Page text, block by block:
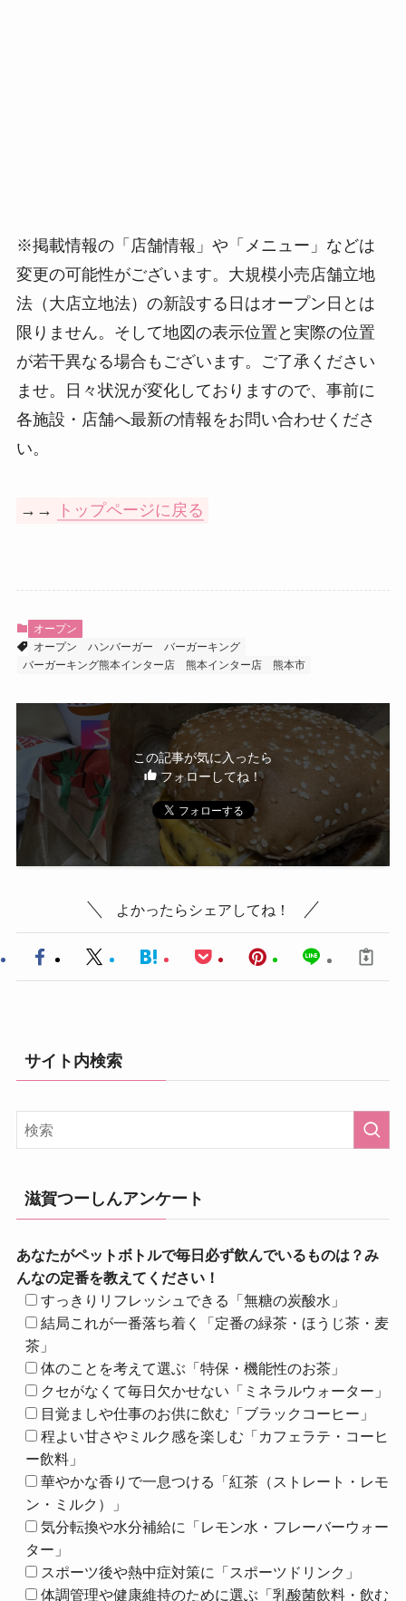
※掲載情報の「店舗情報」や「メニュー」などは
変更の可能性がございます。大規模小売店舗立地
法（大店立地法）の新設する日はオープン日とは
限りません。そして地図の表示位置と実際の位置
が若干異なる場合もございます。ご了承ください
ませ。日々状況が変化しておりますので、事前に
各施設・店舗へ最新の情報をお問い合わせくださ
い。
→→ トップページに戻る
オープン
オープン
ハンバーガー
バーガーキング
バーガーキング熊本インター店
熊本インター店 熊本市
この記事が気に入ったら
フォローしてね！
よかったらシェアしてね！
サイト内検索
滋賀つーしんアンケート
あなたがペットボトルで毎日必ず飲んでいるものは？み
んなの定番を教えてください！
すっきりリフレッシュできる「無糖の炭酸水」
結局これが一番落ち着く「定番の緑茶・ほうじ茶・麦
茶」
体のことを考えて選ぶ「特保・機能性のお茶」
クセがなくて毎日欠かせない「ミネラルウォーター」
目覚ましや仕事のお供に飲む「ブラックコーヒー」
程よい甘さやミルク感を楽しむ「カフェラテ・コーヒ
ー飲料」
華やかな香りで一息つける「紅茶（ストレート・レモ
ン・ミルク）」
気分転換や水分補給に「レモン水・フレーバーウォー
ター」
スポーツ後や熱中症対策に「スポーツドリンク」
体調管理や健康維持のために選ぶ「乳酸菌飲料・飲む